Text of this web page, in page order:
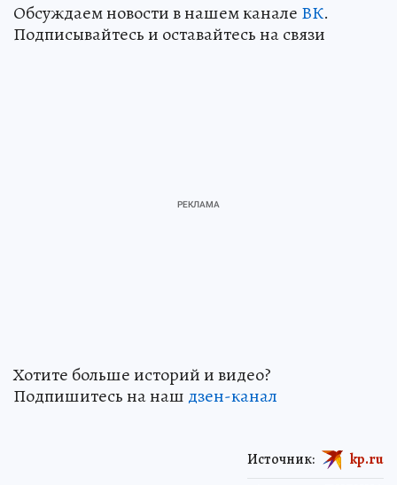
Обсуждаем новости в нашем канале ВК.
Подписывайтесь и оставайтесь на связи
Хотите больше историй и видео?
Подпишитесь на наш дзен-канал
Источник: kp.ru